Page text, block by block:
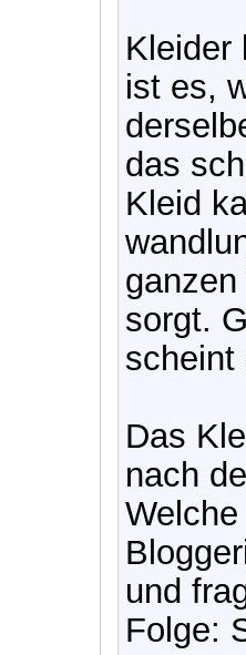
Kleider
ist es,
das
Kleid
sorgt.
scheint
Das
nach
und
Folge: